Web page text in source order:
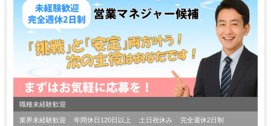
職種未経験歓迎
業界未経験歓迎 年間休日120日以上 土日祝休み
完全週休2日制